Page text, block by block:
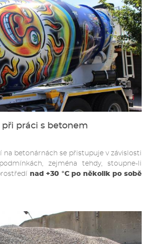
práci s betonem
na betonárnách se přistupuje v závislosti
zejména tehdy, stoupne-li
nad +30 °C po několik po sobě